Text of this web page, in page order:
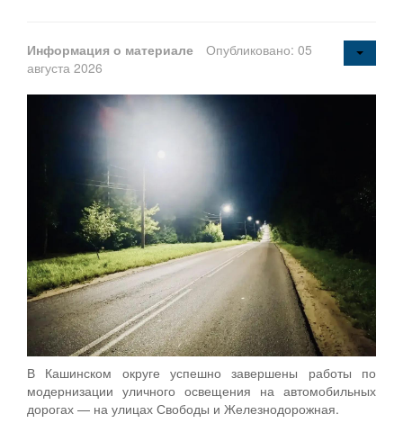
Информация о материале
Опубликовано: 05
августа 2026
В Кашинском округе успешно завершены работы по
модернизации уличного освещения на автомобильных
дорогах — на улицах Свободы и Железнодорожная.